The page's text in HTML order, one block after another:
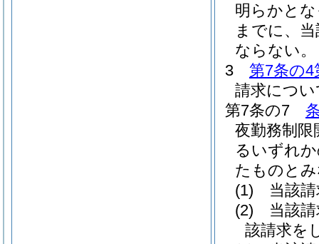
明らかと
までに、
ならない。
3
第7条の4
請求につ
第7条の7
夜勤務制
るいずれ
たものと
(1)
当該
(2)
当該
該請求を